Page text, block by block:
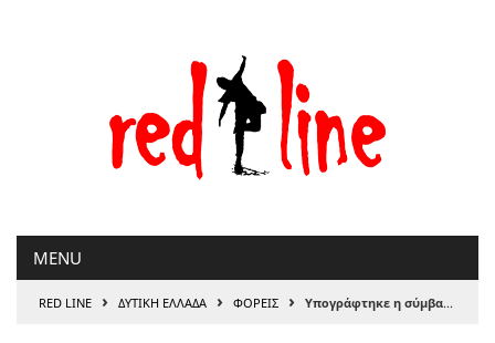
MENU
RED LINE › ΔΥΤΙΚΗ ΕΛΛΑΔΑ › ΦΟΡΕΙΣ › Υπογράφτηκε η σύμβαση για τη νέα πτέρυγα στο Σελίβειο Γηροκομείο Μεσολογγίου